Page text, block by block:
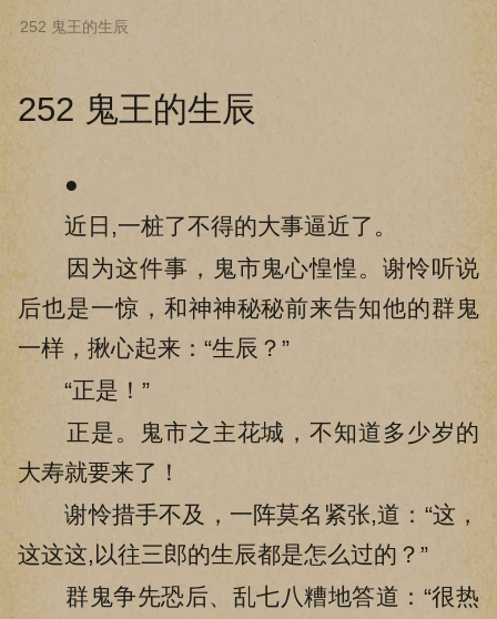
252 鬼王的生辰
●
近日,一桩了不得的大事逼近了。
因为这件事，鬼市鬼心惶惶。谢怜听说
后也是一惊，和神神秘秘前来告知他的群鬼
一样，揪心起来：“生辰？”
“正是！”
正是。鬼市之主花城，不知道多少岁的
大寿就要来了！
谢怜措手不及，一阵莫名紧张,道：“这，
这这这,以往三郎的生辰都是怎么过的？”
群鬼争先恐后、乱七八糟地答道：“很热
252 鬼王的生辰